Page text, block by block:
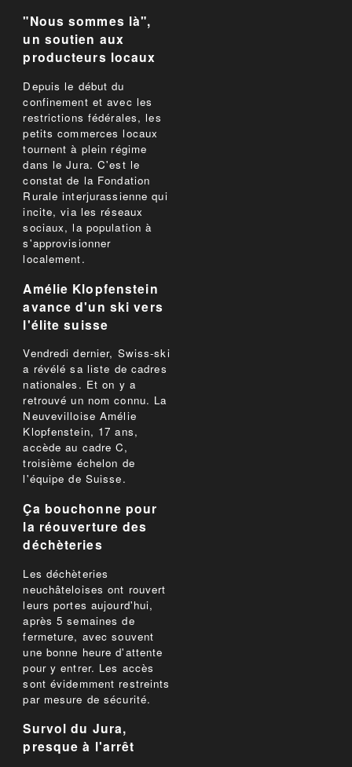
"Nous sommes là",
un soutien aux
producteurs locaux
Depuis le début du
confinement et avec les
restrictions fédérales, les
petits commerces locaux
tournent à plein régime
dans le Jura. C'est le
constat de la Fondation
Rurale interjurassienne qui
incite, via les réseaux
sociaux, la population à
s'approvisionner
localement.
Amélie Klopfenstein
avance d'un ski vers
l'élite suisse
Vendredi dernier, Swiss-ski
a révélé sa liste de cadres
nationales. Et on y a
retrouvé un nom connu. La
Neuvevilloise Amélie
Klopfenstein, 17 ans,
accède au cadre C,
troisième échelon de
l'équipe de Suisse.
Ça bouchonne pour
la réouverture des
déchèteries
Les déchèteries
neuchâteloises ont rouvert
leurs portes aujourd'hui,
après 5 semaines de
fermeture, avec souvent
une bonne heure d'attente
pour y entrer. Les accès
sont évidemment restreints
par mesure de sécurité.
Survol du Jura,
presque à l'arrêt